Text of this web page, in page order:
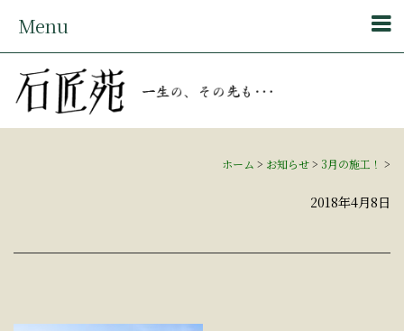
Menu
ホーム > お知らせ> 3月の施工！ >
2018年4月8日